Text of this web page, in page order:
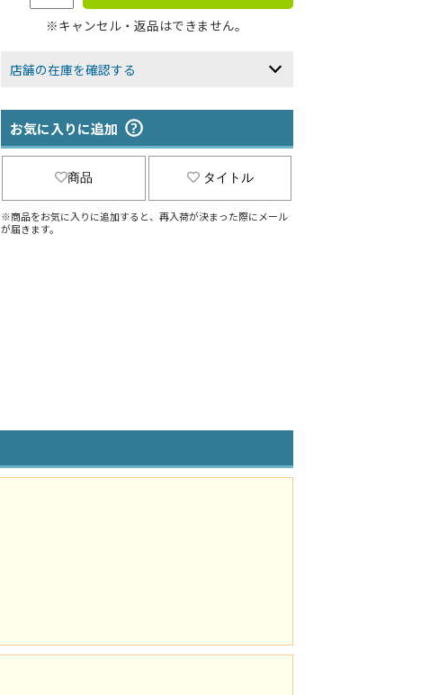
※キャンセル・返品はできません。
店舗の在庫を確認する
お気に入りに追加
商品 タイトル
※商品をお気に入りに追加すると、再入荷が決まった際にメール
が届きます。